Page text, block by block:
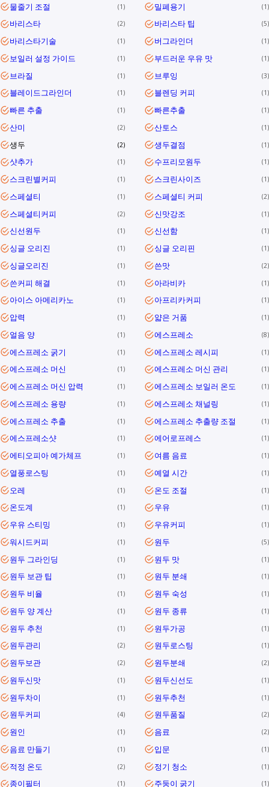
물줄기 조절 1 밀폐용기 1
바리스타 2 바리스타 팁 5
바리스타기술 1 버그라인더 1
보일러 설정 가이드 1 부드러운 우유 맛 1
브라질 1 브루잉 3
블레이드그라인더 1 블렌딩 커피 1
빠른 추출 1 빠른추출 1
산미 2 산토스 1
생두 2 생두결점 1
샷추가 1 수프리모원두 1
스크린별커피 1 스크린사이즈 1
스페셜티 1 스페셜티 커피 2
스페셜티커피 2 신맛강조 1
신선원두 1 신선함 1
싱글 오리진 1 싱글 오리핀 1
싱글오리진 1 쓴맛 2
쓴커피 해결 1 아라비카 1
아이스 아메리카노 1 아프리카커피 1
압력 1 얇은 거품 1
얼음 양 1 에스프레소 8
에스프레소 굵기 1 에스프레소 레시피 1
에스프레소 머신 1 에스프레소 머신 관리 1
에스프레소 머신 압력 1 에스프레소 보일러 온도 1
에스프레소 용량 1 에스프레소 채널링 1
에스프레소 추출 1 에스프레소 추출량 조절 1
에스프레소샷 1 에어로프레스 1
에티오피아 예가체프 1 여름 음료 1
열풍로스팅 1 예열 시간 1
오레 1 온도 조절 1
온도계 1 우유 1
우유 스티밍 1 우유커피 1
워시드커피 1 원두 5
원두 그라인딩 1 원두 맛 1
원두 보관 팁 1 원두 분쇄 1
원두 비율 1 원두 숙성 1
원두 양 계산 1 원두 종류 1
원두 추천 1 원두가공 1
원두관리 2 원두로스팅 1
원두보관 2 원두분쇄 2
원두신맛 1 원두신선도 1
원두차이 1 원두추천 1
원두커피 4 원두품질 2
원인 1 음료 2
음료 만들기 1 입문 1
적정 온도 2 정기 청소 1
종이필터 1 주둥이 굵기 1